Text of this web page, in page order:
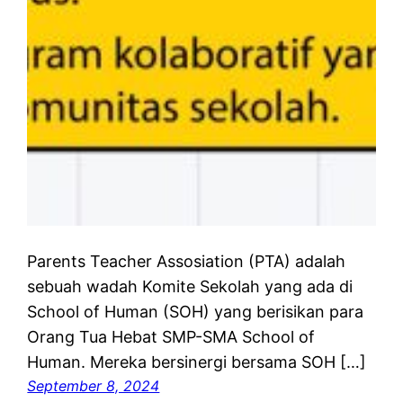
Parents Teacher Assosiation (PTA) adalah
sebuah wadah Komite Sekolah yang ada di
School of Human (SOH) yang berisikan para
Orang Tua Hebat SMP-SMA School of
Human. Mereka bersinergi bersama SOH […]
September 8, 2024